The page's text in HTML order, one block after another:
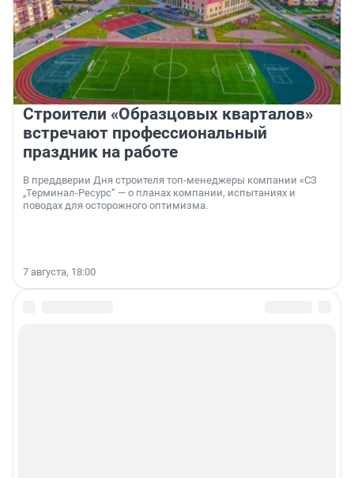
Строители «Образцовых кварталов»
встречают профессиональный
праздник на работе
В преддверии Дня строителя топ-менеджеры компании «СЗ
„Терминал-Ресурс“ — о планах компании, испытаниях и
поводах для осторожного оптимизма.
7 августа, 18:00